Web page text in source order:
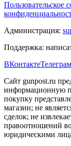
Пользовательское
Администрация:
Поддержка:
ВКонтактеТелеграм
Сайт gunpost.ru
информационную
покупку
магазин; не
сделок; не
правоотношений
юридическими